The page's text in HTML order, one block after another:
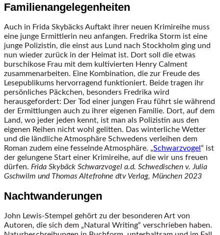
Familienangelegenheiten
Auch in Frida Skybäcks Auftakt ihrer neuen Krimireihe muss
eine junge Ermittlerin neu anfangen. Fredrika Storm ist eine
junge Polizistin, die einst aus Lund nach Stockholm ging und
nun wieder zurück in der Heimat ist. Dort soll die etwas
burschikose Frau mit dem kultivierten Henry Calment
zusammenarbeiten. Eine Kombination, die zur Freude des
Lesepublikums hervorragend funktioniert. Beide tragen ihr
persönliches Päckchen, besonders Fredrika wird
herausgefordert: Der Tod einer jungen Frau führt sie während
der Ermittlungen auch zu ihrer eigenen Familie. Dort, auf dem
Land, wo jeder jeden kennt, ist man als Polizistin aus den
eigenen Reihen nicht wohl gelitten. Das winterliche Wetter
und die ländliche Atmosphäre Schwedens verleihen dem
Roman zudem eine fesselnde Atmosphäre. „Schwarzvogel “ ist
der gelungene Start einer Krimireihe, auf die wir uns freuen
dürfen. Frida Skybäck Schwarzvogel a.d. Schwedischen v. Julia
Gschwilm und Thomas Altefrohne dtv Verlag, München 2023
Nachtwanderungen
John Lewis-Stempel gehört zu der besonderen Art von
Autoren, die sich dem „Natural Writing“ verschrieben haben.